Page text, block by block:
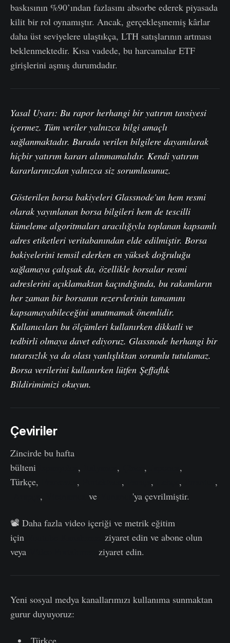
baskısının %90’ından fazlasını absorbe ederek piyasada
kilit bir rol oynamıştır. Ancak, gerçekleşmemiş kârlar
daha üst seviyelere ulaştıkça, LTH satışlarının artması
beklenmektedir. Kısa vadede, bu harcamalar ETF
girişlerini aşmış durumdadır.
Yasal Uyarı: Bu rapor herhangi bir yatırım tavsiyesi
içermez. Tüm veriler yalnızca bilgi amaçlı
sağlanmaktadır. Burada verilen bilgilere dayanılarak
hiçbir yatırım kararı alınmamalıdır. Kendi yatırım
kararlarınızdan yalnızca siz sorumlusunuz.
Gösterilen borsa bakiyeleri Glassnode'un hem resmi
olarak yayınlanan borsa bilgileri hem de tescilli
kümeleme algoritmaları aracılığıyla toplanan kapsamlı
adres etiketleri veritabanından elde edilmiştir. Borsa
bakiyelerini temsil ederken en yüksek doğruluğu
sağlamaya çalışsak da, özellikle borsalar resmi
adreslerini açıklamaktan kaçındığında, bu rakamların
her zaman bir borsanın rezervlerinin tamamını
kapsamayabileceğini unutmamak önemlidir.
Kullanıcıları bu ölçümleri kullanırken dikkatli ve
tedbirli olmaya davet ediyoruz. Glassnode herhangi bir
tutarsızlık ya da olası yanlışlıktan sorumlu tutulamaz.
Borsa verilerini kullanırken lütfen Şeffaflık
Bildirimimizi okuyun.
Çeviriler
Zincirde bu hafta
bülteni
, , ,
,
Türkçe,
, , , ,
,
, ve 'ya çevrilmiştir.
📽️ Daha fazla video içeriği ve metrik eğitim
için
ziyaret edin ve abone olun
veya
ziyaret edin.
Yeni sosyal medya kanallarımızı kullanıma sunmaktan
gurur duyuyoruz:
Türkçe